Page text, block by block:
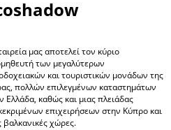
μας αποτελεί τον κύριο
των μεγαλύτερων
και τουριστικών μονάδων της
πολλών επιλεγμένων καταστημάτων
Ελλάδα, καθώς και μιας πλειάδας
επιχειρήσεων στην Κύπρο και
βαλκανικές χώρες.